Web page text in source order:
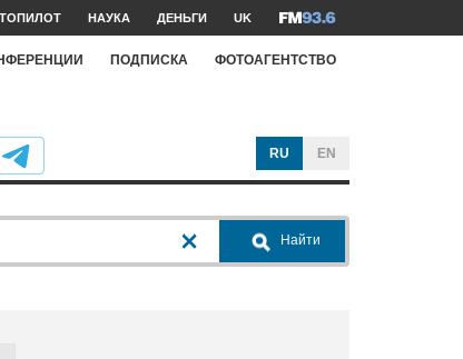
НАУКА ДЕНЬГИ UK
ПОДПИСКА ФОТОАГЕНТСТВО
RU EN
Найти